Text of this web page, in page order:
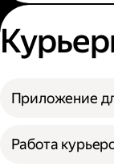
Приложение
Работа